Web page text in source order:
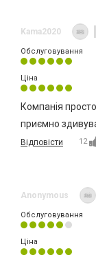
Kama2020
Обслуговування
Ціна
Компанія
приємно
Відповісти 12
Anonymous
Обслуговування
Ціна